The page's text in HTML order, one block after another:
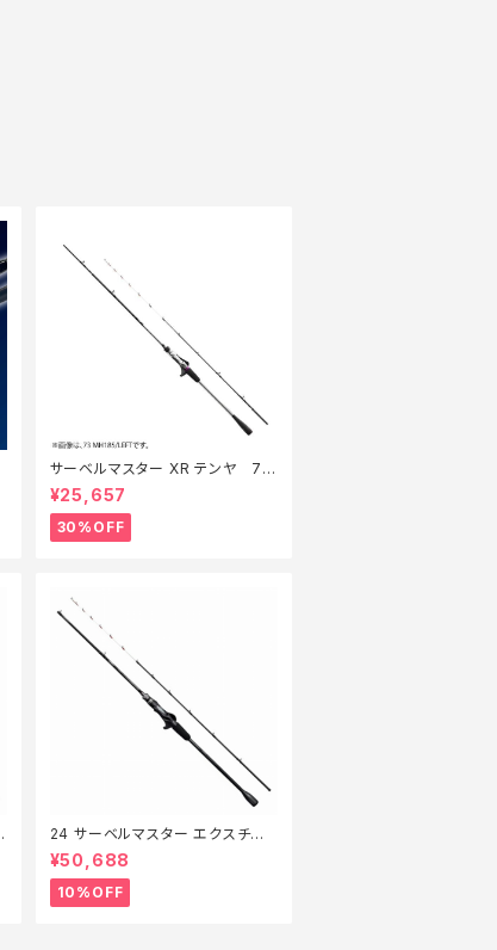
サーベルマスター XR テンヤ 73
MH 185R【特価ロッド】【30】
¥25,657
30%OFF
24 サーベルマスター エクスチュ
ーン テンヤ 82M/MH178【継続セ
ール_ロッド】【10】
¥50,688
10%OFF